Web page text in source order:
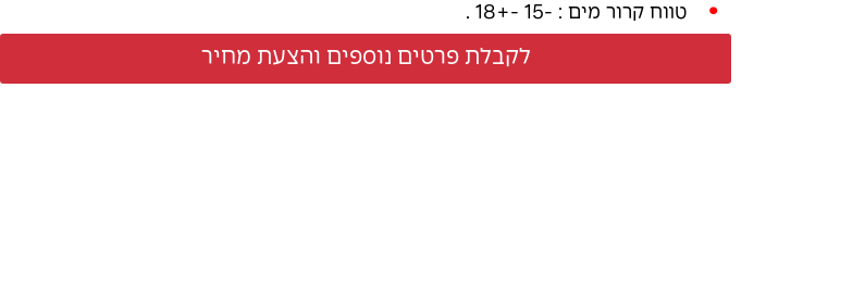
טווח קרור מים : -15 -+18 .
לקבלת פרטים נוספים והצעת מחיר